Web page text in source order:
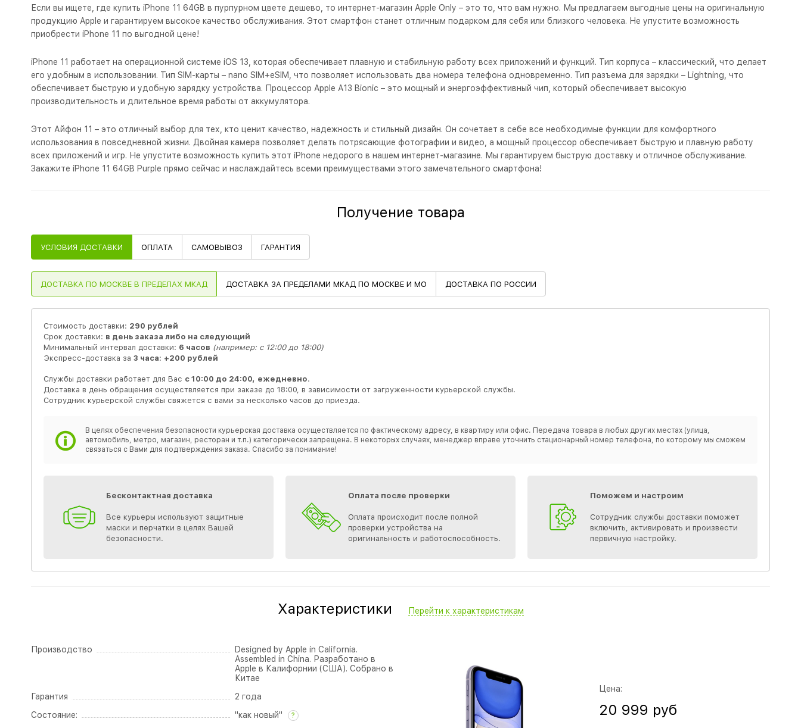
Если вы ищете, где купить iPhone 11 64GB в пурпурном цвете дешево, то интернет-магазин Apple Only – это то, что вам нужно. Мы предлагаем выгодные цены на оригинальную
продукцию Apple и гарантируем высокое качество обслуживания. Этот смартфон станет отличным подарком для себя или близкого человека. Не упустите возможность
приобрести iPhone 11 по выгодной цене!
iPhone 11 работает на операционной системе iOS 13, которая обеспечивает плавную и стабильную работу всех приложений и функций. Тип корпуса – классический, что делает
его удобным в использовании. Тип SIM-карты – nano SIM+eSIM, что позволяет использовать два номера телефона одновременно. Тип разъема для зарядки – Lightning, что
обеспечивает быструю и удобную зарядку устройства. Процессор Apple A13 Bionic – это мощный и энергоэффективный чип, который обеспечивает высокую
производительность и длительное время работы от аккумулятора.
Этот Айфон 11 – это отличный выбор для тех, кто ценит качество, надежность и стильный дизайн. Он сочетает в себе все необходимые функции для комфортного
использования в повседневной жизни. Двойная камера позволяет делать потрясающие фотографии и видео, а мощный процессор обеспечивает быструю и плавную работу
всех приложений и игр. Не упустите возможность купить этот iPhone недорого в нашем интернет-магазине. Мы гарантируем быструю доставку и отличное обслуживание.
Закажите iPhone 11 64GB Purple прямо сейчас и наслаждайтесь всеми преимуществами этого замечательного смартфона!
Получение товара
УСЛОВИЯ ДОСТАВКИ ОПЛАТА САМОВЫВОЗ ГАРАНТИЯ
ДОСТАВКА ПО МОСКВЕ В ПРЕДЕЛАХ МКАД ДОСТАВКА ЗА ПРЕДЕЛАМИ МКАД ПО МОСКВЕ И МО ДОСТАВКА ПО РОССИИ
Стоимость доставки: 290 рублей
Срок доставки: в день заказа либо на следующий
Минимальный интервал доставки: 6 часов (например: с 12:00 до 18:00)
Экспресс-доставка за 3 часа: +200 рублей
Службы доставки работает для Вас с 10:00 до 24:00, ежедневно.
Доставка в день обращения осуществляется при заказе до 18:00, в зависимости от загруженности курьерской службы.
Сотрудник курьерской службы свяжется с вами за несколько часов до приезда.
В целях обеспечения безопасности курьерская доставка осуществляется по фактическому адресу, в квартиру или офис. Передача товара в любых других местах (улица,
автомобиль, метро, магазин, ресторан и т.п.) категорически запрещена. В некоторых случаях, менеджер вправе уточнить стационарный номер телефона, по которому мы сможем
связаться с Вами для подтверждения заказа. Спасибо за понимание!
Бесконтактная доставка
Все курьеры используют защитные
маски и перчатки в целях Вашей
безопасности.
Оплата после проверки
Оплата происходит после полной
проверки устройства на
оригинальность и работоспособность.
Поможем и настроим
Сотрудник службы доставки поможет
включить, активировать и произвести
первичную настройку.
Характеристики Перейти к характеристикам
Производство
Designed by Apple in California.
Assembled in China. Разработано в
Apple в Калифорнии (США). Собрано в
Китае
Гарантия
2 года
Состояние:
"как новый" ?
Цена:
20 999 руб